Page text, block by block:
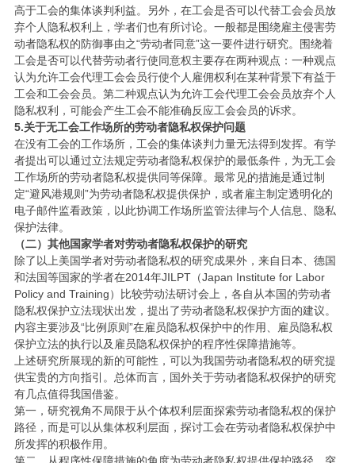
高于工会的集体谈判利益。另外，在工会是否可以代替工会会员放
弃个人隐私权利上，学者们也有所讨论。一般都是围绕雇主侵害劳
动者隐私权的防御事由之“劳动者同意”这一要件进行研究。围绕着
工会是否可以代替劳动者行使同意权主要存在两种观点：一种观点
认为允许工会代理工会会员行使个人雇佣权利在某种背景下有益于
工会和工会会员。第二种观点认为允许工会代理工会会员放弃个人
隐私权利，可能会产生工会不能准确反应工会会员的诉求。
5.关于无工会工作场所的劳动者隐私权保护问题
在没有工会的工作场所，工会的集体谈判力量无法得到发挥。有学
者提出可以通过立法规定劳动者隐私权保护的最低条件，为无工会
工作场所的劳动者隐私权提供同等保障。最常见的措施是通过制
定“避风港规则”为劳动者隐私权提供保护，或者雇主制定透明化的
电子邮件监看政策，以此协调工作场所监管法律与个人信息、隐私
保护法律。
（二）其他国家学者对劳动者隐私权保护的研究
除了以上美国学者对劳动者隐私权的研究成果外，来自日本、德国
和法国等国家的学者在2014年JILPT（Japan Institute for Labor
Policy and Training）比较劳动法研讨会上，各自从本国的劳动者
隐私权保护立法现状出发，提出了劳动者隐私权保护方面的建议。
内容主要涉及“比例原则”在雇员隐私权保护中的作用、雇员隐私权
保护立法的执行以及雇员隐私权保护的程序性保障措施等。
上述研究所展现的新的可能性，可以为我国劳动者隐私权的研究提
供宝贵的方向指引。总体而言，国外关于劳动者隐私权保护的研究
有几点值得我国借鉴。
第一，研究视角不局限于从个体权利层面探索劳动者隐私权的保护
路径，而是可以从集体权利层面，探讨工会在劳动者隐私权保护中
所发挥的积极作用。